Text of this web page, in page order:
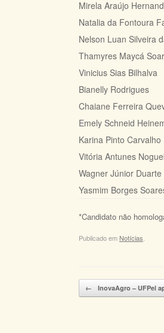
Mirela Araújo
Natalia da Fontoura
Nelson Luan Silveira
Thamyres Maycá
Vinicius Sias Bilhalva
Bianelly Rodrigues
Chaiane Ferreira
Emely Schneid
Karina Pinto Carvalho
Vitória Antunes
Wagner Júnio​r
Yasmi​m Borges
*Candidato não
Publicado em Notícias
Navegação de posts
← InovaAgro – UFPel